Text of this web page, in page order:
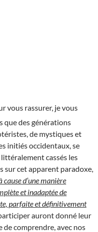
vous rassurer, je vous
que des générations
de mystiques et
initiés occidentaux, se
cassés les
sur cet apparent paradoxe,
cause d’une manière
et inadaptée de
parfaite et définitivement
auront donné leur
de comprendre, avec nos